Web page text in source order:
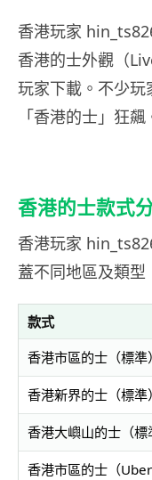
香港玩家
香港的士外觀（
玩家下載。不少
「香港的士」狂飆
香港的士款式
香港玩家
蓋不同地區及類型
款式
香港市區的士（標準）
香港新界的士（標準）
香港大嶼山的士（標
香港市區的士（Uber